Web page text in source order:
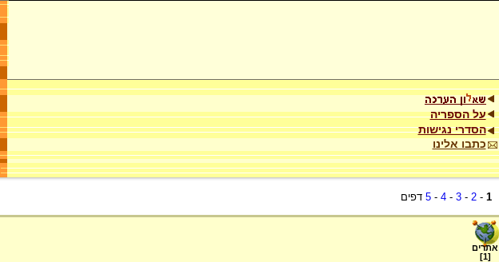
על הספריה
הסדרי נגישות
כתבו אלינו
1
-
2
-
3
-
4
-
5 דפים
אתרים
[
1
]